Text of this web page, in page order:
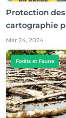
Protection
cartographie
Mar 24, 2024
Forêts et Faune